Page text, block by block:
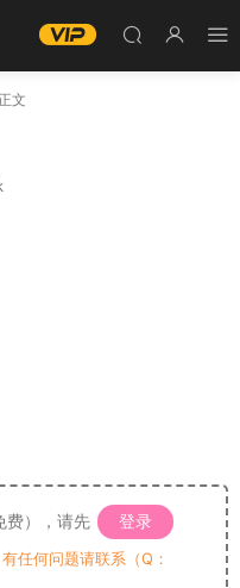
正文
费），请先 登录
任何问题请联系（Q：